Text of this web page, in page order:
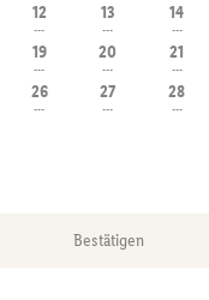
12
---
13
---
14
---
19
---
20
---
21
---
26
---
27
---
28
---
Bestätigen